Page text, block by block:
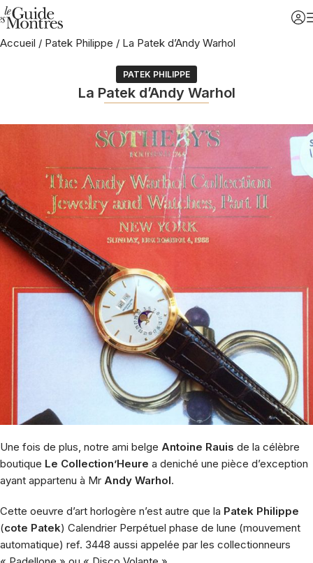
Accueil / Patek Philippe / La Patek d’Andy Warhol
PATEK PHILIPPE
La Patek d’Andy Warhol
Une fois de plus, notre ami belge Antoine Rauis de la célèbre
boutique Le Collection’Heure a deniché une pièce d’exception
ayant appartenu à Mr Andy Warhol.
Cette oeuvre d’art horlogère n’est autre que la Patek Philippe
(cote Patek) Calendrier Perpétuel phase de lune (mouvement
automatique) ref. 3448 aussi appelée par les collectionneurs